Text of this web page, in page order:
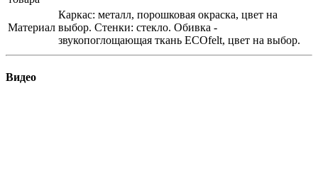
Материал
Каркас: металл, порошковая окраска, цвет на
выбор. Стенки: стекло. Обивка -
звукопоглощающая ткань ECOfelt, цвет на выбор.
Видео